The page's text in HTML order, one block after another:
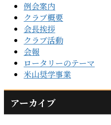
例会案内
クラブ概要
会長挨拶
クラブ活動
会報
ロータリーのテーマ
米山奨学事業
アーカイブ